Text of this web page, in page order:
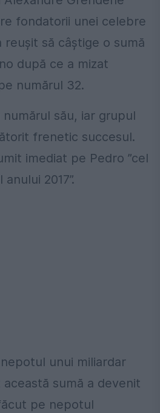
fondatorii unei celebre
reușit să câștige o sumă
după ce a mizat
numărul 32.
său, iar grupul
frenetic succesul.
imediat pe Pedro ”cel
2017”.
unui miliardar
sumă a devenit
pe nepotul